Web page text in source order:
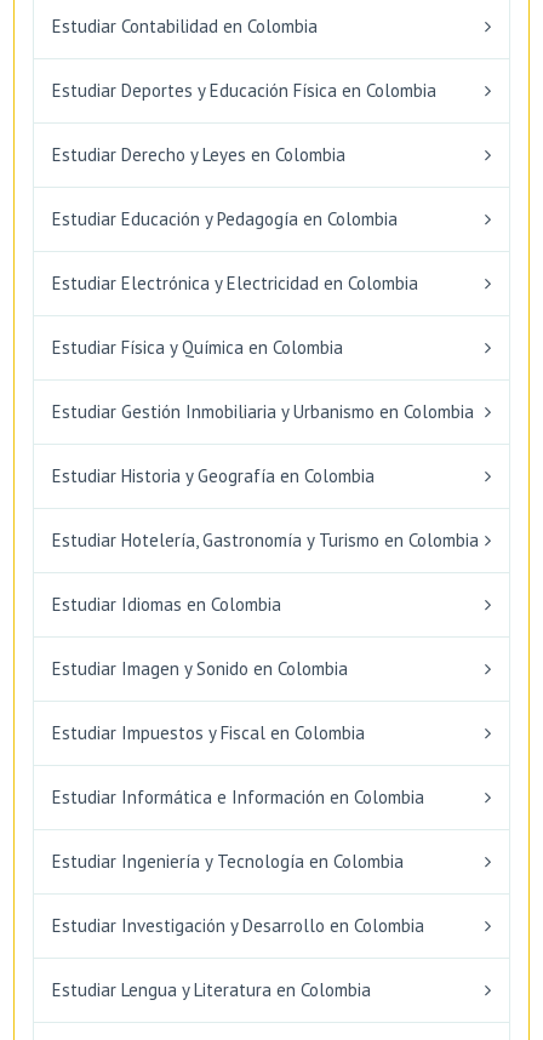
Estudiar Contabilidad en Colombia
Estudiar Deportes y Educación Física en Colombia
Estudiar Derecho y Leyes en Colombia
Estudiar Educación y Pedagogía en Colombia
Estudiar Electrónica y Electricidad en Colombia
Estudiar Física y Química en Colombia
Estudiar Gestión Inmobiliaria y Urbanismo en Colombia
Estudiar Historia y Geografía en Colombia
Estudiar Hotelería, Gastronomía y Turismo en Colombia
Estudiar Idiomas en Colombia
Estudiar Imagen y Sonido en Colombia
Estudiar Impuestos y Fiscal en Colombia
Estudiar Informática e Información en Colombia
Estudiar Ingeniería y Tecnología en Colombia
Estudiar Investigación y Desarrollo en Colombia
Estudiar Lengua y Literatura en Colombia